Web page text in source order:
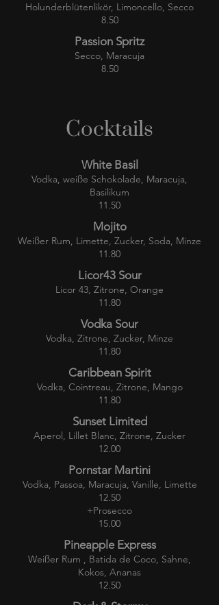
Holunderblütenlikör, Limoncello, Secco
8.50
Passion Spritz
Secco, Maracuja
8.50
Cocktails
White Basil
Vodka, weiße Schokolade, Maracuja,
Basilikum
11.50
Mojito
Weißer Rum, Limette, Zucker, Soda, Minze
11.80
Licor43 Sour
Licor 43, Zitrone, Orange
11.80
Vodka Sour
Vodka, Zitrone, Zucker, Minze
11.80
Caribbean Spirit
Vodka, Cointreau, Zitrone, Mango
11.80
Sunset Limited
Aperol, Lillet Blanc, Zitrone, Zucker
12.00
Pornstar Martini
Vodka, Passoa, Maracuja, Vanille, Limette
12.50
+Prosecco
15.00
Pineapple Express
Weißer Rum , Batida de Coco, Sahne,
Kokos, Ananas
12.50